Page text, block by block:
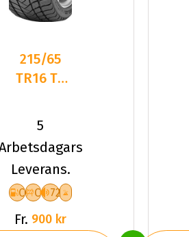
215/65
TR16 TL
LANDSAIL
W.LANDER
NORDIC
5
Leverans.
C C 72
Fr. 900 kr